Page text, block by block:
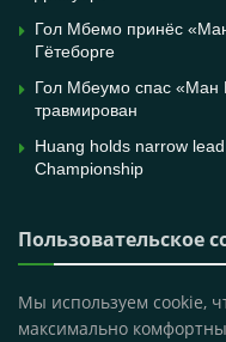
Гол Мбемо принёс
Гётеборге
Гол Мбеумо спас
травмирован
Huang holds narrow
Championship
Пользовательское
Мы используем cookie,
максимально